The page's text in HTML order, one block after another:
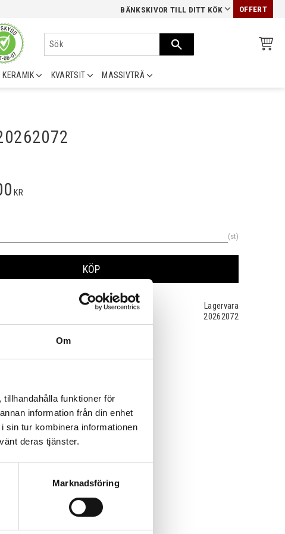
Om
funktioner för
information från din enhet
sin tur kombinera informationen
deras tjänster.
Marknadsföring
BÄNKSKIVOR TILL DITT KÖK OFFERT
KERAMIK KVARTSIT MASSIVTRÄ
KR
st
KÖP
Lagervara
20262072